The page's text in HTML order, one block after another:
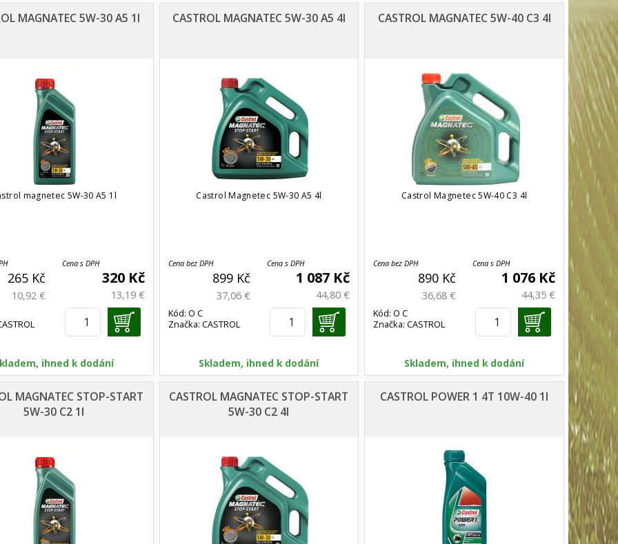
MAGNATEC 5W-30 A5 1l
magnetec 5W-30 A5 1l
265 Kč
10,92 €
Cena s DPH
320 Kč
13,19 €
5W-30
ihned k dodání
CASTROL MAGNATEC 5W-30 A5 4l
Castrol Magnetec 5W-30 A5 4l
Cena bez DPH
899 Kč
37,06 €
Cena s DPH
1 087 Kč
44,80 €
Kód: O C
MAGNATEC 5W-30 4
Značka: CASTROL
Skladem, ihned k dodání
CASTROL MAGNATEC 5W-40 C3 4l
Castrol Magnetec 5W-40 C3 4l
Cena bez DPH
890 Kč
36,68 €
Cena s DPH
1 076 Kč
44,35 €
Kód: O C
MAGNATEC 5W-40X
Značka: CASTROL
Skladem, ihned k dodání
MAGNATEC STOP-START
5W-30 C2 1l
CASTROL MAGNATEC STOP-START
5W-30 C2 4l
CASTROL POWER 1 4T 10W-40 1l